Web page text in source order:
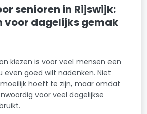
senioren in Rijswijk:
voor dagelijks gemak
kiezen is voor veel mensen een
goed wilt nadenken. Niet
hoeft te zijn, maar omdat
voor veel dagelijkse